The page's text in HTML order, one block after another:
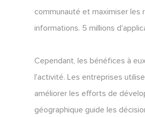
communauté et maximiser les
informations. 5 millions
Cependant, les bénéfices à
l'activité. Les entreprises
améliorer les efforts de
géographique guide les